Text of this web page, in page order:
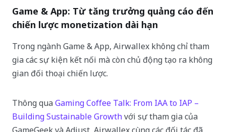
Game & App: Từ tăng trưởng quảng cáo đến
chiến lược monetization dài hạn
Trong ngành Game & App, Airwallex không chỉ tham
gia các sự kiện kết nối mà còn chủ động tạo ra không
gian đối thoại chiến lược.
Thông quaGaming Coffee Talk: From IAA to IAP –
Building Sustainable Growthvới sự tham gia của